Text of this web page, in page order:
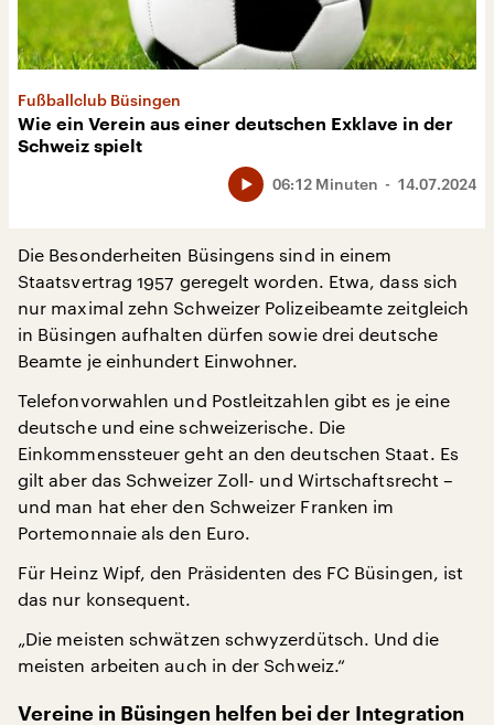
Fußballclub Büsingen
Wie ein Verein aus einer deutschen Exklave in der
Schweiz spielt
14.07.2024
06:12 Minuten
Die Besonderheiten Büsingens sind in einem
Staatsvertrag 1957 geregelt worden. Etwa, dass sich
nur maximal zehn Schweizer Polizeibeamte zeitgleich
in Büsingen aufhalten dürfen sowie drei deutsche
Beamte je einhundert Einwohner.
Telefonvorwahlen und Postleitzahlen gibt es je eine
deutsche und eine schweizerische. Die
Einkommenssteuer geht an den deutschen Staat. Es
gilt aber das Schweizer Zoll- und Wirtschaftsrecht –
und man hat eher den Schweizer Franken im
Portemonnaie als den Euro.
Für Heinz Wipf, den Präsidenten des FC Büsingen, ist
das nur konsequent.
„Die meisten schwätzen schwyzerdütsch. Und die
meisten arbeiten auch in der Schweiz.“
Vereine in Büsingen helfen bei der Integration